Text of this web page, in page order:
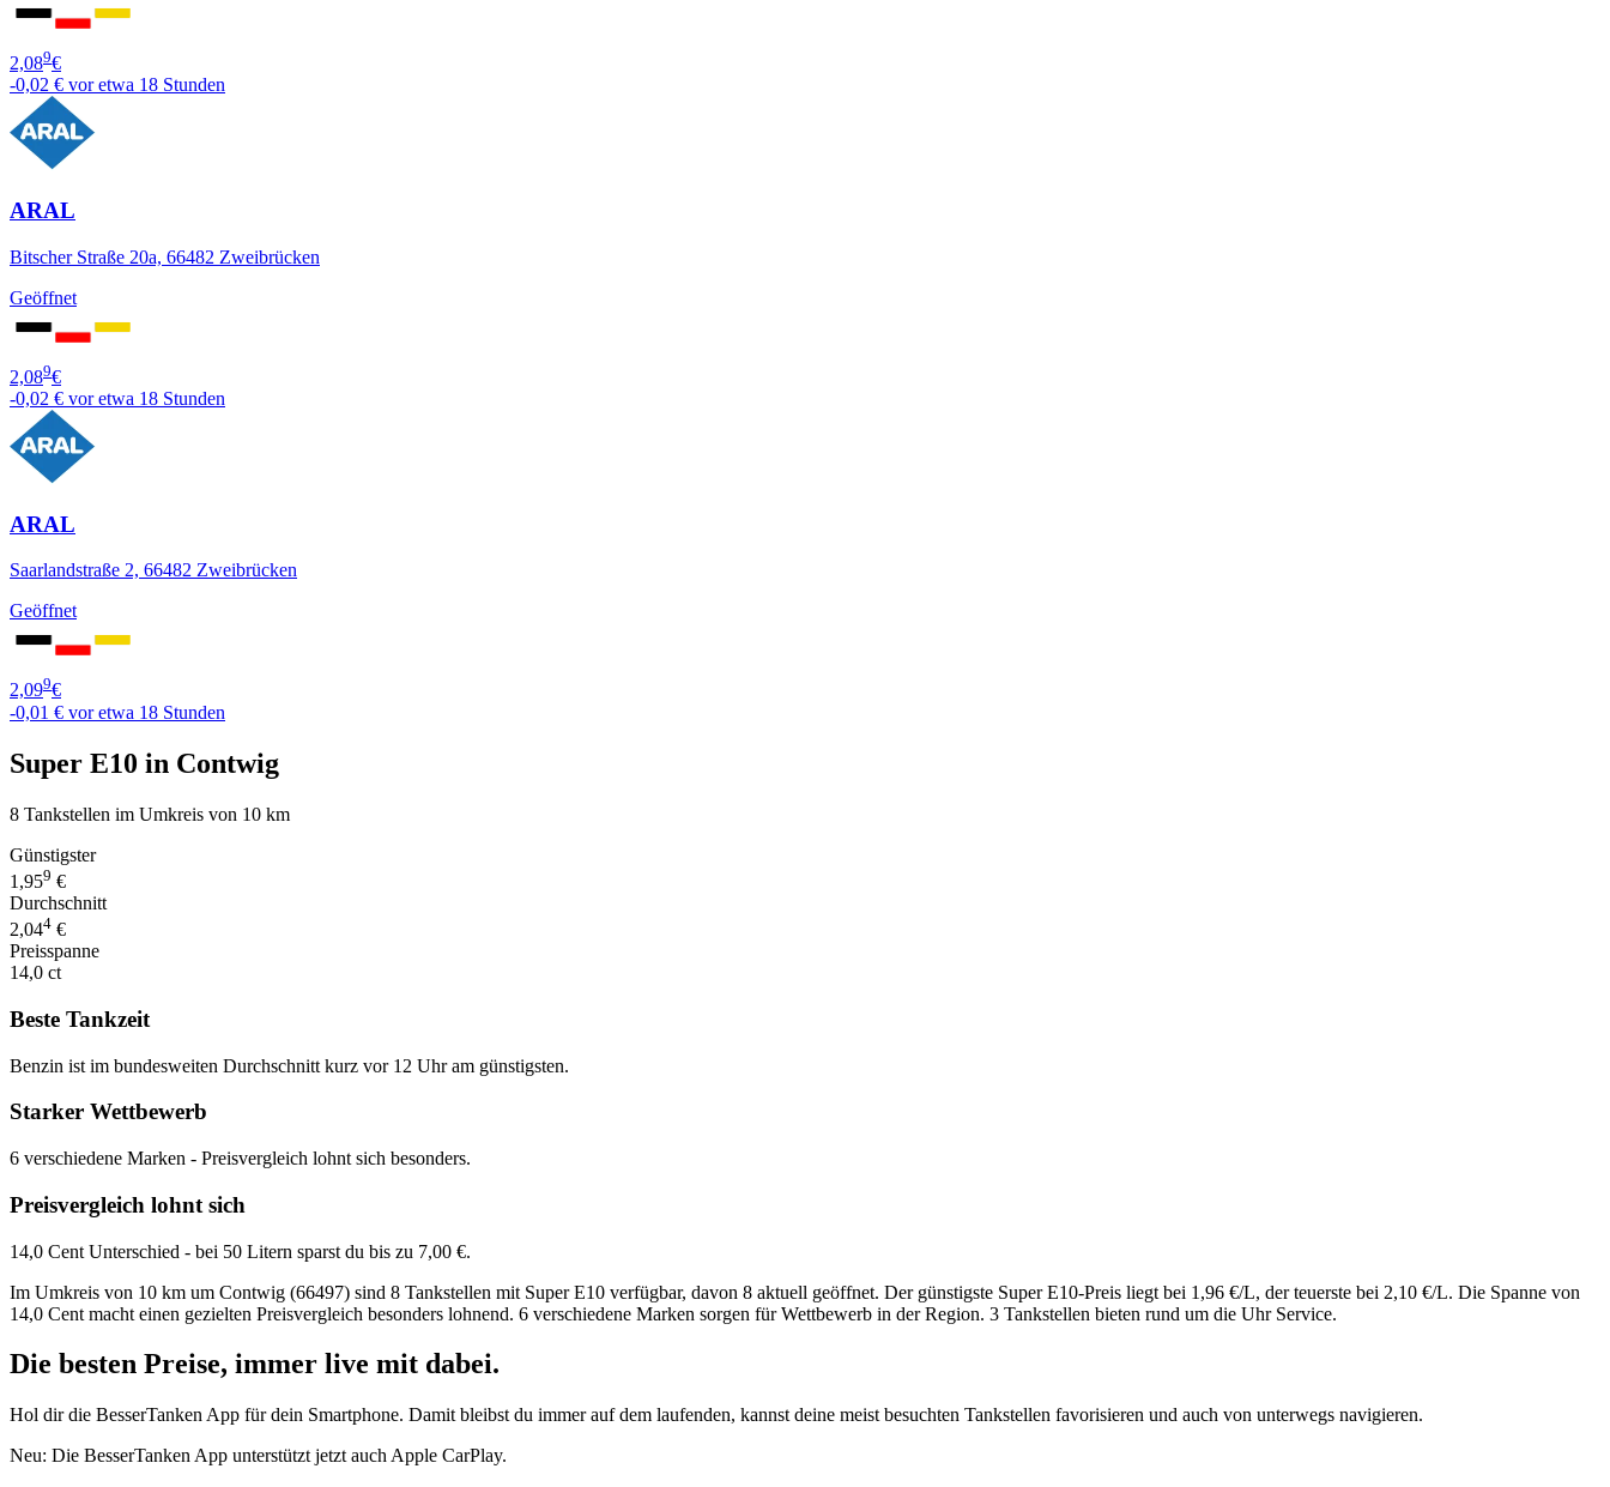
2,089€
-0,02 € vor etwa 18 Stunden
ARAL
Bitscher Straße 20a, 66482 Zweibrücken
Geöffnet
2,089€
-0,02 € vor etwa 18 Stunden
ARAL
Saarlandstraße 2, 66482 Zweibrücken
Geöffnet
2,099€
-0,01 € vor etwa 18 Stunden
Super E10 in Contwig
8 Tankstellen im Umkreis von 10 km
Günstigster
1,959 €
Durchschnitt
2,044 €
Preisspanne
14,0 ct
Beste Tankzeit
Benzin ist im bundesweiten Durchschnitt kurz vor 12 Uhr am günstigsten.
Starker Wettbewerb
6 verschiedene Marken - Preisvergleich lohnt sich besonders.
Preisvergleich lohnt sich
14,0 Cent Unterschied - bei 50 Litern sparst du bis zu 7,00 €.
Im Umkreis von 10 km um Contwig (66497) sind 8 Tankstellen mit Super E10 verfügbar, davon 8 aktuell geöffnet. Der günstigste Super E10-Preis liegt bei 1,96 €/L, der teuerste bei 2,10 €/L. Die Spanne von
14,0 Cent macht einen gezielten Preisvergleich besonders lohnend. 6 verschiedene Marken sorgen für Wettbewerb in der Region. 3 Tankstellen bieten rund um die Uhr Service.
Die besten Preise, immer live mit dabei.
Hol dir die BesserTanken App für dein Smartphone. Damit bleibst du immer auf dem laufenden, kannst deine meist besuchten Tankstellen favorisieren und auch von unterwegs navigieren.
Neu: Die BesserTanken App unterstützt jetzt auch Apple CarPlay.